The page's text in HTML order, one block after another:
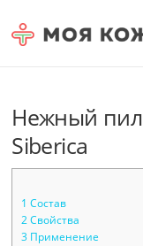
Нежный
Siberica
1 Состав
2 Свойства
3 Применение